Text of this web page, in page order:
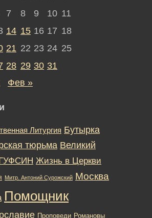
7 8 9 10 11
14 15 16 17 18
21 22 23 24 25
28 29 30 31
Фев »
Литургия Бутырка
тюрьма Великий
Жизнь в Церкви
Митр. Антоний Сурожский Москва
Помощник
Проповеди Романовы